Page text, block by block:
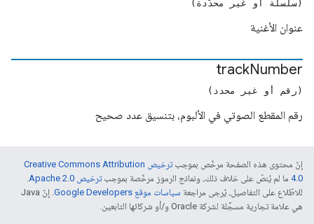
(سلسلة أو غير محدّدة)
عنوان الأغنية
trackNumber
(رقم أو غير محدد)
رقم المقطع الصوتي في الألبوم، بتنسيق عدد صحيح
إنّ محتوى هذه الصفحة مرخّص بموجب
ترخيص Creative Commons Attribution
4.0‏ ما لم يُنصّ على خلاف ذلك، ونماذج الرموز مرخّصة بموجبترخيص Apache 2.0‏
.
للاطّلاع على التفاصيل، يُرجى مراجعة سياسات موقع Google Developers‏
. إنّ Java
هي علامة تجارية مسجَّلة لشركة Oracle و/أو شركائها التابعين.